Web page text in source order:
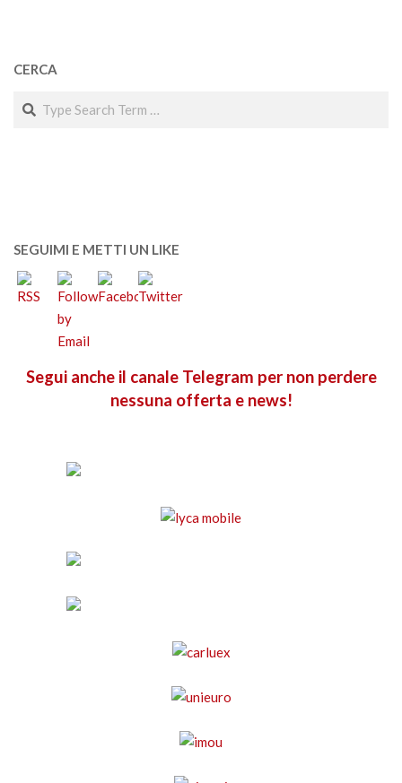
CERCA
Search
SEGUIMI E METTI UN LIKE
Segui anche il canale Telegram per non perdere
nessuna offerta e news!